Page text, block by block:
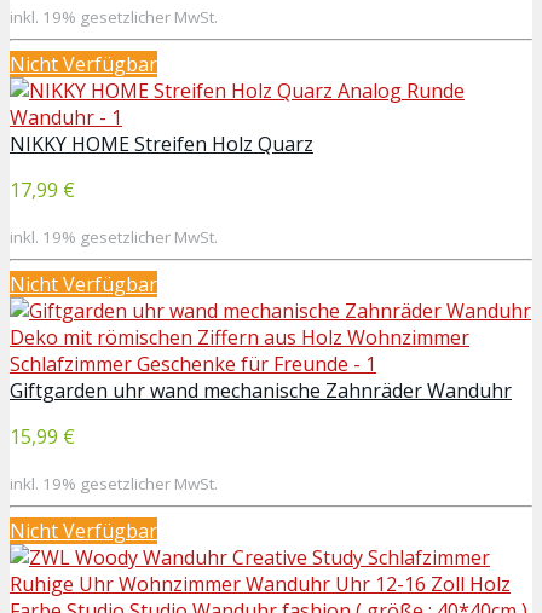
inkl. 19% gesetzlicher MwSt.
Nicht Verfügbar
NIKKY HOME Streifen Holz Quarz
17,99 €
inkl. 19% gesetzlicher MwSt.
Nicht Verfügbar
Giftgarden uhr wand mechanische Zahnräder Wanduhr
15,99 €
inkl. 19% gesetzlicher MwSt.
Nicht Verfügbar